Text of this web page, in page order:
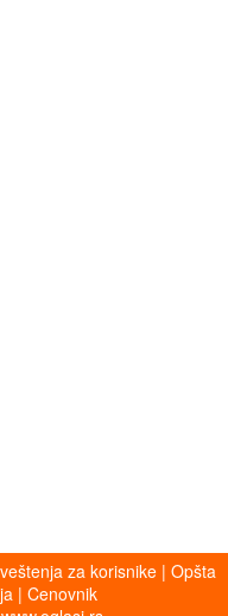
za korisnike | Opšta
| Cenovnik